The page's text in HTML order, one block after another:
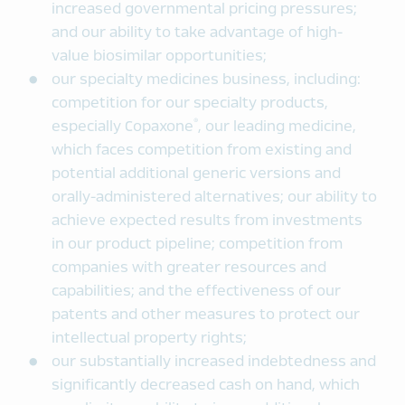
increased governmental pricing pressures;
and our ability to take advantage of high-
value biosimilar opportunities;
our specialty medicines business, including:
competition for our specialty products,
especially Copaxone®, our leading medicine,
which faces competition from existing and
potential additional generic versions and
orally-administered alternatives; our ability to
achieve expected results from investments
in our product pipeline; competition from
companies with greater resources and
capabilities; and the effectiveness of our
patents and other measures to protect our
intellectual property rights;
our substantially increased indebtedness and
significantly decreased cash on hand, which